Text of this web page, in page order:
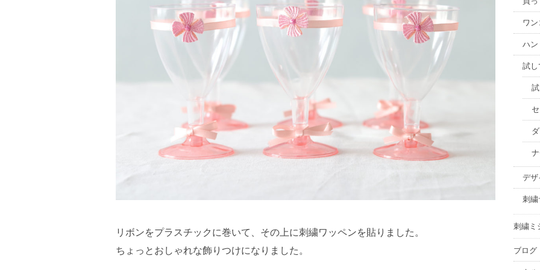
リボンをプラスチックに巻いて、その上に刺繍ワッペンを貼りました。
ちょっとおしゃれな飾りつけになりました。
ワ
ハ
試
デ
刺
刺繍ミ
ブログ